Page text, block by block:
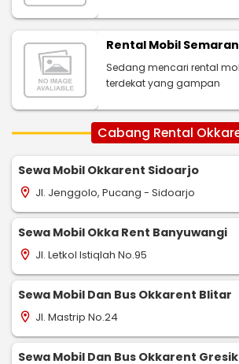
Rental Mobil
Sedang mencari rental
terdekat yang gampan
Cabang Rental
Sewa Mobil Okkarent Sidoarjo
location_on Jl. Jenggolo, Pucang - Sidoarjo
Sewa Mobil Okka Rent Banyuwangi
location_on Jl. Letkol Istiqlah No.95
Sewa Mobil Dan Bus Okkarent Blitar
location_on Jl. Mastrip No.24
Sewa Mobil Dan Bus Okkarent Gresik